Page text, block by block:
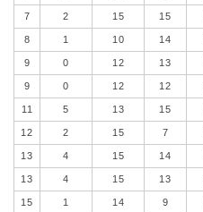
7 2 15 15
8 1 10 14
9 0 12 13
9 0 12 12
11 5 13 15
12 2 15 7
13 4 15 14
13 4 15 13
15 1 14 9